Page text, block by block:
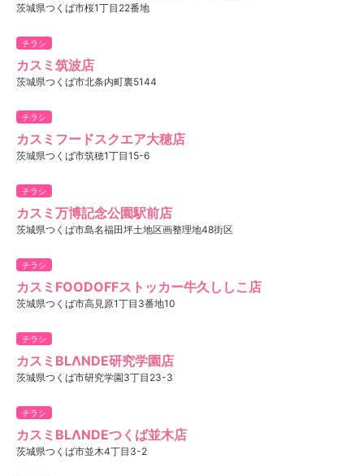
茨城県つくば市桜1丁目22番地
チラシ
カスミ筑波店
茨城県つくば市北条内町裏5144
チラシ
カスミフードスクエア大穂店
茨城県つくば市筑穂1丁目15-6
チラシ
カスミ万博記念公園駅前店
茨城県つくば市島名福田坪土地区画整理地48街区
チラシ
カスミFOODOFFストッカー牛久ししこ店
茨城県つくば市高見原1丁目3番地10
チラシ
カスミBLΛNDE研究学園店
茨城県つくば市研究学園3丁目23-3
チラシ
カスミBLΛNDEつくば並木店
茨城県つくば市並木4丁目3-2